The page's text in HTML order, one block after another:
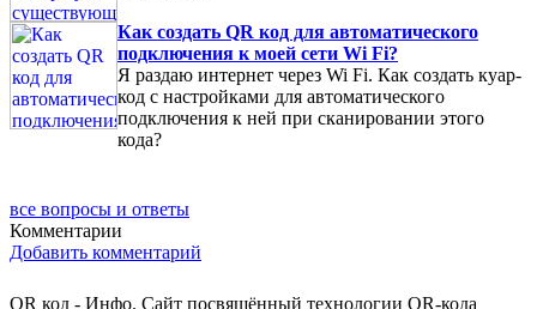
Как создать QR код для автоматического
подключения к моей сети Wi Fi?
Я раздаю интернет через Wi Fi. Как создать куар-
код с настройками для автоматического
подключения к ней при сканировании этого
кода?
все вопросы и ответы
Комментарии
Добавить комментарий
QR код - Инфо. Сайт посвящённый технологии QR-кода